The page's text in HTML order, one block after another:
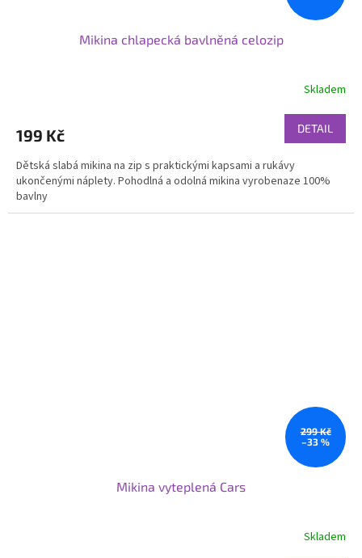
Mikina chlapecká bavlněná celozip
Skladem
199 Kč DETAIL
Dětská slabá mikina na zip s praktickými kapsami a rukávy
ukončenými náplety. Pohodlná a odolná mikina vyrobenaze 100%
bavlny
299 Kč
–33 %
Mikina vyteplená Cars
Skladem